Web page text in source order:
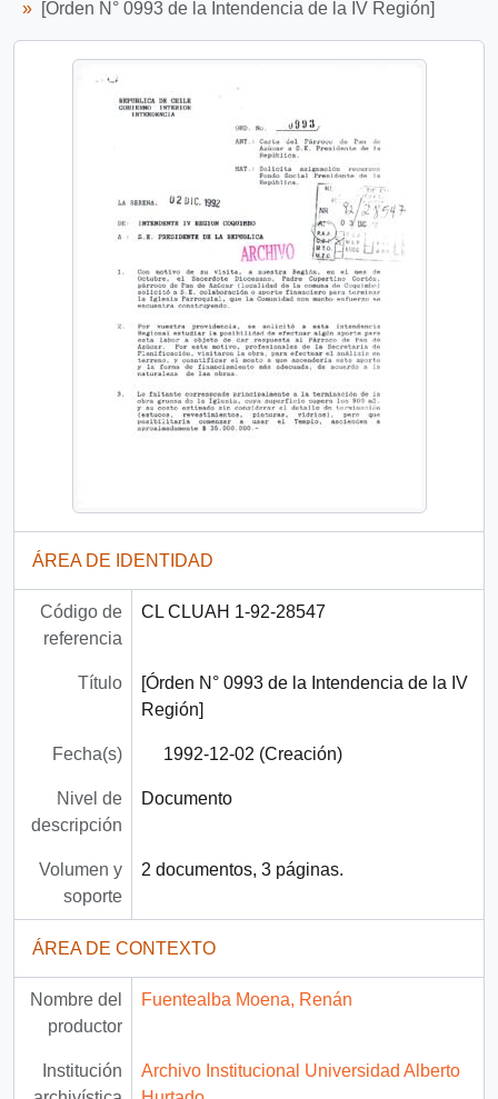
[Órden N° 0993 de la Intendencia de la IV Región]
ÁREA DE IDENTIDAD
Código de
referencia
CL CLUAH 1-92-28547
Título
[Órden N° 0993 de la Intendencia de la IV
Región]
Fecha(s) 1992-12-02 (Creación)
Nivel de
descripción
Documento
Volumen y
soporte
2 documentos, 3 páginas.
ÁREA DE CONTEXTO
Nombre del
productor
Fuentealba Moena, Renán
Institución
Archivo Institucional Universidad Alberto